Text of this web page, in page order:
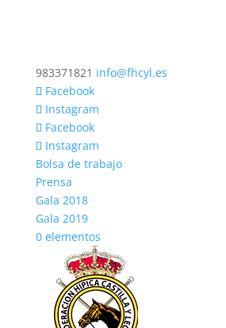
983371821 info@fhcyl.es
Facebook
Instagram
Facebook
Instagram
Bolsa de trabajo
Prensa
Gala 2018
Gala 2019
0 elementos